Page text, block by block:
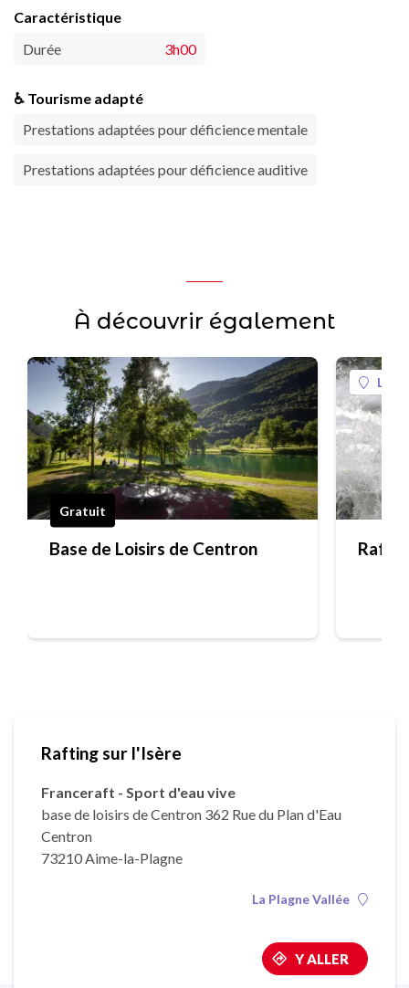
Caractéristique
Durée
3h00
♿ Tourisme adapté
Prestations adaptées pour déficience mentale
Prestations adaptées pour déficience auditive
À découvrir également
Gratuit
Base de Loisirs de Centron
La
Rafting sur l'Isère
Franceraft - Sport d'eau vive
base de loisirs de Centron 362 Rue du Plan d'Eau
Centron
73210 Aime-la-Plagne
La Plagne Vallée
Y ALLER